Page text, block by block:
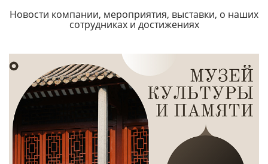
Новости компании, мероприятия, выставки, о наших
сотрудниках и достижениях